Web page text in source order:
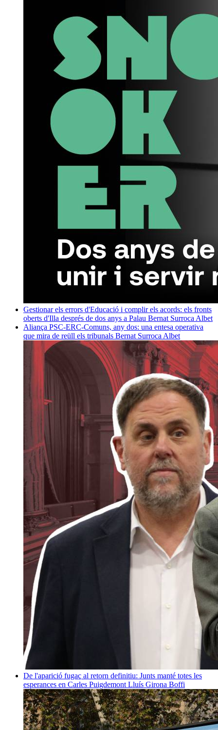
Gestionar els errors d'Educació i complir els acords: els fronts
oberts d'Illa després de dos anys a Palau Bernat Surroca Albet
Aliança PSC-ERC-Comuns, any dos: una entesa operativa
que mira de reüll els tribunals Bernat Surroca Albet
De l'aparició fugaç al retorn definitiu: Junts manté totes les
esperances en Carles Puigdemont Lluís Girona Boffi